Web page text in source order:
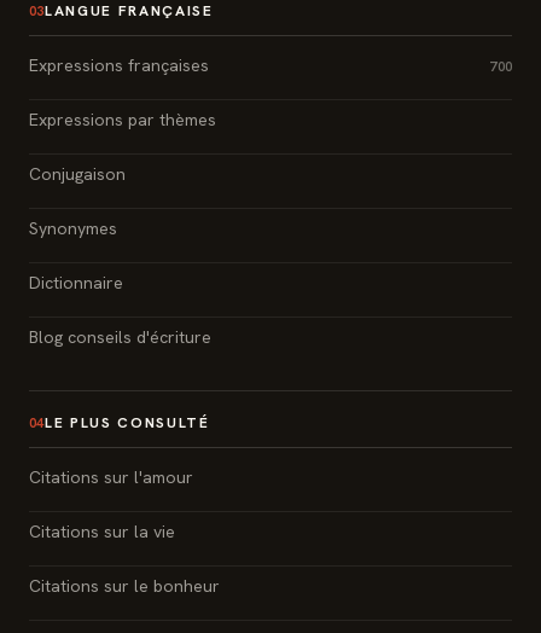
03LANGUE FRANÇAISE
Expressions françaises 700
Expressions par thèmes
Conjugaison
Synonymes
Dictionnaire
Blog conseils d'écriture
04LE PLUS CONSULTÉ
Citations sur l'amour
Citations sur la vie
Citations sur le bonheur